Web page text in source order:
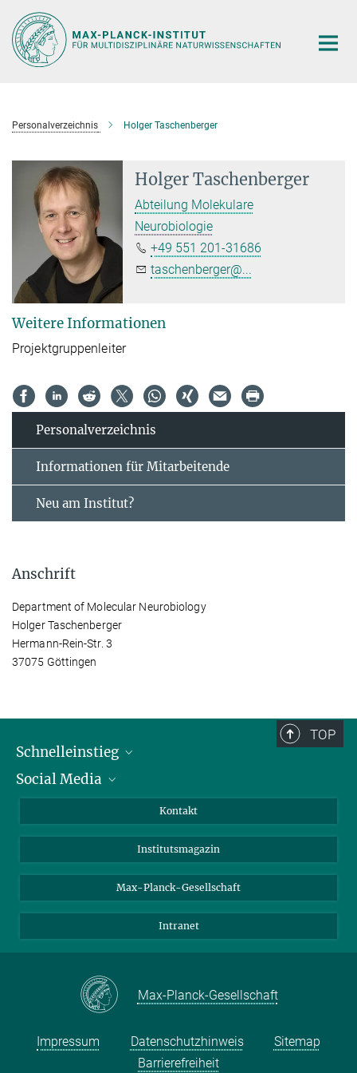
Hauptinhalt
Personalverzeichnis Holger Taschenberger
Holger Taschenberger
Abteilung Molekulare
Neurobiologie
+49 551 201-31686
taschenberger@...
Weitere Informationen
Projektgruppenleiter
Personal­verzeichnis
Informationen für Mitarbeitende
Neu am Institut?
Anschrift
Department of Molecular Neurobiology
Holger Taschenberger
Hermann-Rein-Str. 3
37075 Göttingen
TOP
Schnelleinstieg
Alumni
Schulen
Studierende
Social Media
Facebook
YouTube
Kontakt
Institutsmagazin
Max-Planck-Gesellschaft
Intranet
Max-Planck-Gesellschaft
Impressum Datenschutzhinweis
Sitemap
Barrierefreiheit